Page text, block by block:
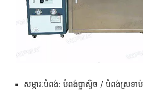
សម្ភារៈបំពង់: បំពង់ប្លាស្ទិច / បំពង់ស្រទាប់